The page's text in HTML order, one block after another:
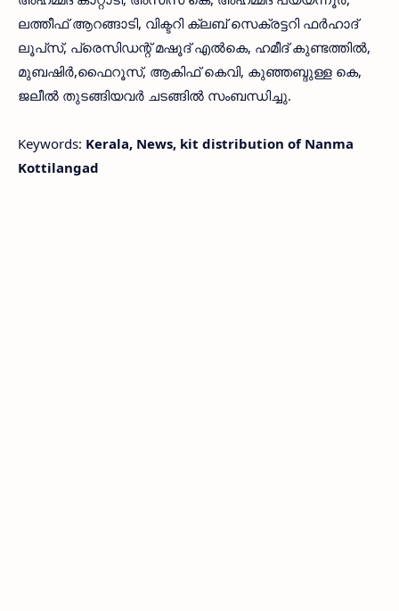
ലത്തീഫ് ആറങ്ങാടി, വിക്ടറി ക്ലബ് സെക്രട്ടറി ഫര്‍ഹാദ്
ലൂപ്‌സ്, പ്രെസിഡന്റ് മഷൂദ് എല്‍കെ, ഹമീദ് കുണ്ടത്തില്‍,
മുബഷിര്‍,ഫൈറൂസ്, ആകിഫ് കെവി, കുഞ്ഞബ്ദുള്ള കെ,
ജലീല്‍ തുടങ്ങിയവര്‍ ചടങ്ങില്‍ സംബന്ധിച്ചു.
Keywords: Kerala, News, kit distribution of Nanma
Kottilangad